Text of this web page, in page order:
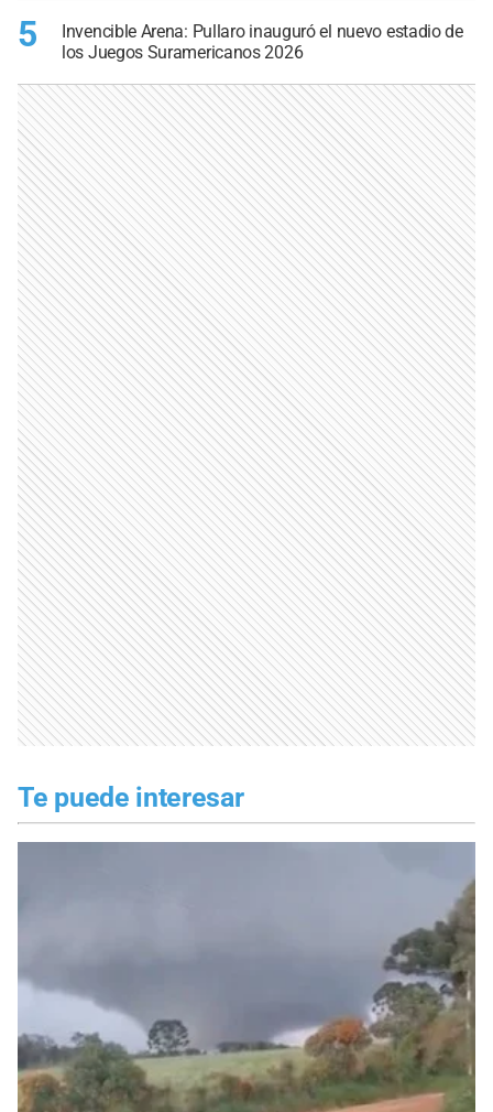
5
Invencible Arena: Pullaro inauguró el nuevo estadio de
los Juegos Suramericanos 2026
Te puede interesar